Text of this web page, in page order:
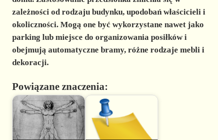
zależności od rodzaju budynku, upodobań właścicieli i
okoliczności. Mogą one być wykorzystane nawet jako
parking lub miejsce do organizowania posiłków i
obejmują automatyczne bramy, różne rodzaje mebli i
dekoracji.
Powiązane znaczenia: